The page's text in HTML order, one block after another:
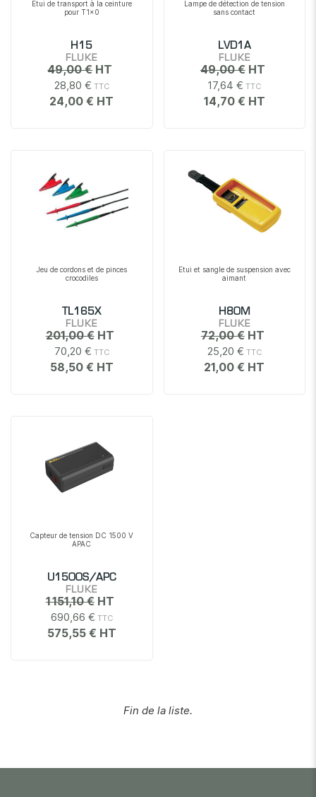
Etui de transport à la ceinture
pour T1x0
H15
FLUKE
28,80 €
24,00 €
49,00 €
Lampe de détection de tension
sans contact
LVD1A
FLUKE
17,64 €
14,70 €
49,00 €
Jeu de cordons et de pinces
crocodiles
TL165X
FLUKE
70,20 €
58,50 €
201,00 €
Etui et sangle de suspension avec
aimant
H80M
FLUKE
25,20 €
21,00 €
72,00 €
Capteur de tension DC 1500 V
APAC
U1500S/APC
FLUKE
690,66 €
575,55 €
1 151,10 €
Fin de la liste.